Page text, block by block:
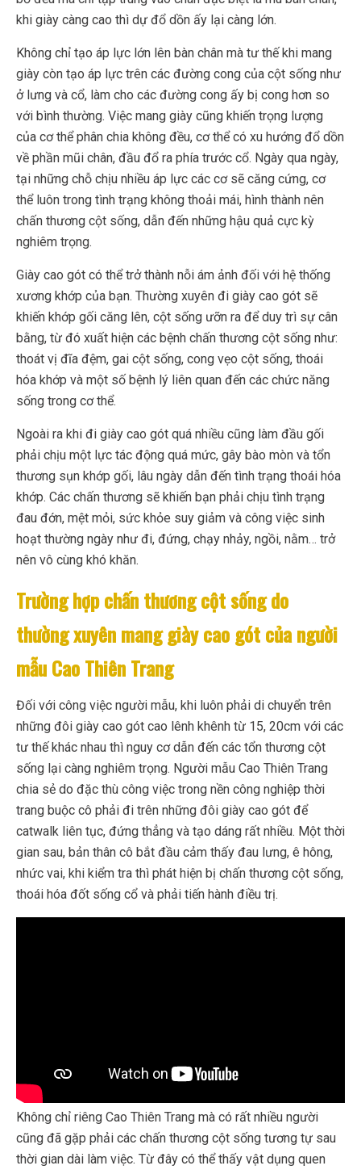
khi giày càng cao thì dự đổ dồn ấy lại càng lớn.
Không chỉ tạo áp lực lớn lên bàn chân mà tư thế khi mang
giày còn tạo áp lực trên các đường cong của cột sống như
ở lưng và cổ, làm cho các đường cong ấy bị cong hơn so
với bình thường. Việc mang giày cũng khiến trọng lượng
của cơ thể phân chia không đều, cơ thể có xu hướng đổ dồn
về phần mũi chân, đầu đổ ra phía trước cổ. Ngày qua ngày,
tại những chỗ chịu nhiều áp lực các cơ sẽ căng cứng, cơ
thể luôn trong tình trạng không thoải mái, hình thành nên
chấn thương cột sống, dẫn đến những hậu quả cực kỳ
nghiêm trọng.
Giày cao gót có thể trở thành nỗi ám ảnh đối với hệ thống
xương khớp của bạn. Thường xuyên đi giày cao gót sẽ
khiến khớp gối căng lên, cột sống ưỡn ra để duy trì sự cân
bằng, từ đó xuất hiện các bệnh chấn thương cột sống như:
thoát vị đĩa đệm, gai cột sống, cong vẹo cột sống, thoái
hóa khớp và một số bệnh lý liên quan đến các chức năng
sống trong cơ thể.
Ngoài ra khi đi giày cao gót quá nhiều cũng làm đầu gối
phải chịu một lực tác động quá mức, gây bào mòn và tổn
thương sụn khớp gối, lâu ngày dẫn đến tình trạng thoái hóa
khớp. Các chấn thương sẽ khiến bạn phải chịu tình trạng
đau đớn, mệt mỏi, sức khỏe suy giảm và công việc sinh
hoạt thường ngày như đi, đứng, chạy nhảy, ngồi, nằm… trở
nên vô cùng khó khăn.
Trường hợp chấn thương cột sống do
thường xuyên mang giày cao gót của người
mẫu Cao Thiên Trang
Đối với công việc người mẫu, khi luôn phải di chuyển trên
những đôi giày cao gót cao lênh khênh từ 15, 20cm với các
tư thế khác nhau thì nguy cơ dẫn đến các tổn thương cột
sống lại càng nghiêm trọng. Người mẫu Cao Thiên Trang
chia sẻ do đặc thù công việc trong nền công nghiệp thời
trang buộc cô phải đi trên những đôi giày cao gót để
catwalk liên tục, đứng thẳng và tạo dáng rất nhiều. Một thời
gian sau, bản thân cô bắt đầu cảm thấy đau lưng, ê hông,
nhức vai, khi kiểm tra thì phát hiện bị chấn thương cột sống,
thoái hóa đốt sống cổ và phải tiến hành điều trị.
Không chỉ riêng Cao Thiên Trang mà có rất nhiều người
cũng đã gặp phải các chấn thương cột sống tương tự sau
thời gian dài làm việc. Từ đây có thể thấy vật dụng quen